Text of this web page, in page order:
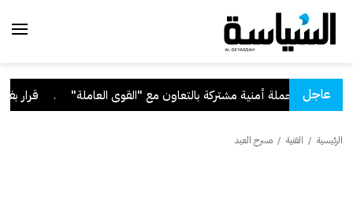
عاجل . قرار بفقد الجنسية من 9
الرئيسية / الفنية / مسرح العيد